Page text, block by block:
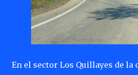
En el sector Los Quillayes de la